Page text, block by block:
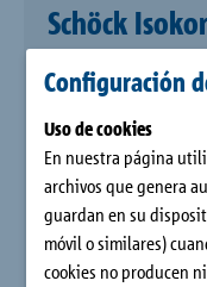
Configuración
Uso de cookies
En nuestra página
archivos que genera
guardan en su
móvil o similares)
cookies no producen
Productos
CAD/BIM
Descargas
Referencias
Schöck
El modelo Schöck
aislante de 80 mm
apuntaladas en
pueden configurarse
balcones y fachadas
física constructiva.